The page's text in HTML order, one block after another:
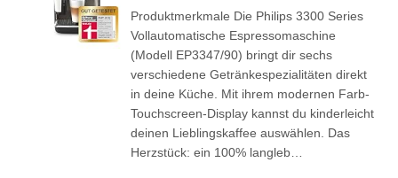
Produktmerkmale Die Philips 3300 Series
Vollautomatische Espressomaschine
(Modell EP3347/90) bringt dir sechs
verschiedene Getränkespezialitäten direkt
in deine Küche. Mit ihrem modernen Farb-
Touchscreen-Display kannst du kinderleicht
deinen Lieblingskaffee auswählen. Das
Herzstück: ein 100% langleb…